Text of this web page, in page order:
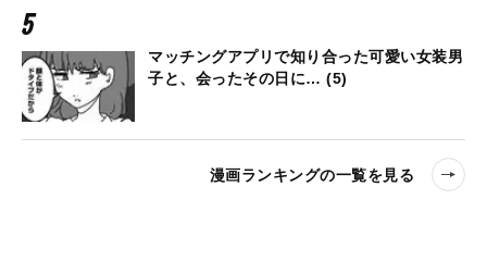
マッチングアプリで知り合った可愛い女装男
子と、会ったその日に… (5)
漫画ランキングの一覧を見る